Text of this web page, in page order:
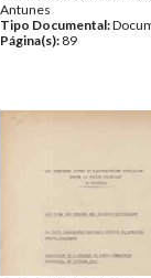
Antunes
Tipo Documental:
Página(s): 89